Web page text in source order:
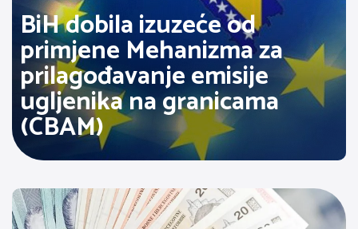
BiH dobila izuzeće od
primjene Mehanizma za
prilagođavanje emisije
ugljenika na granicama
(CBAM)